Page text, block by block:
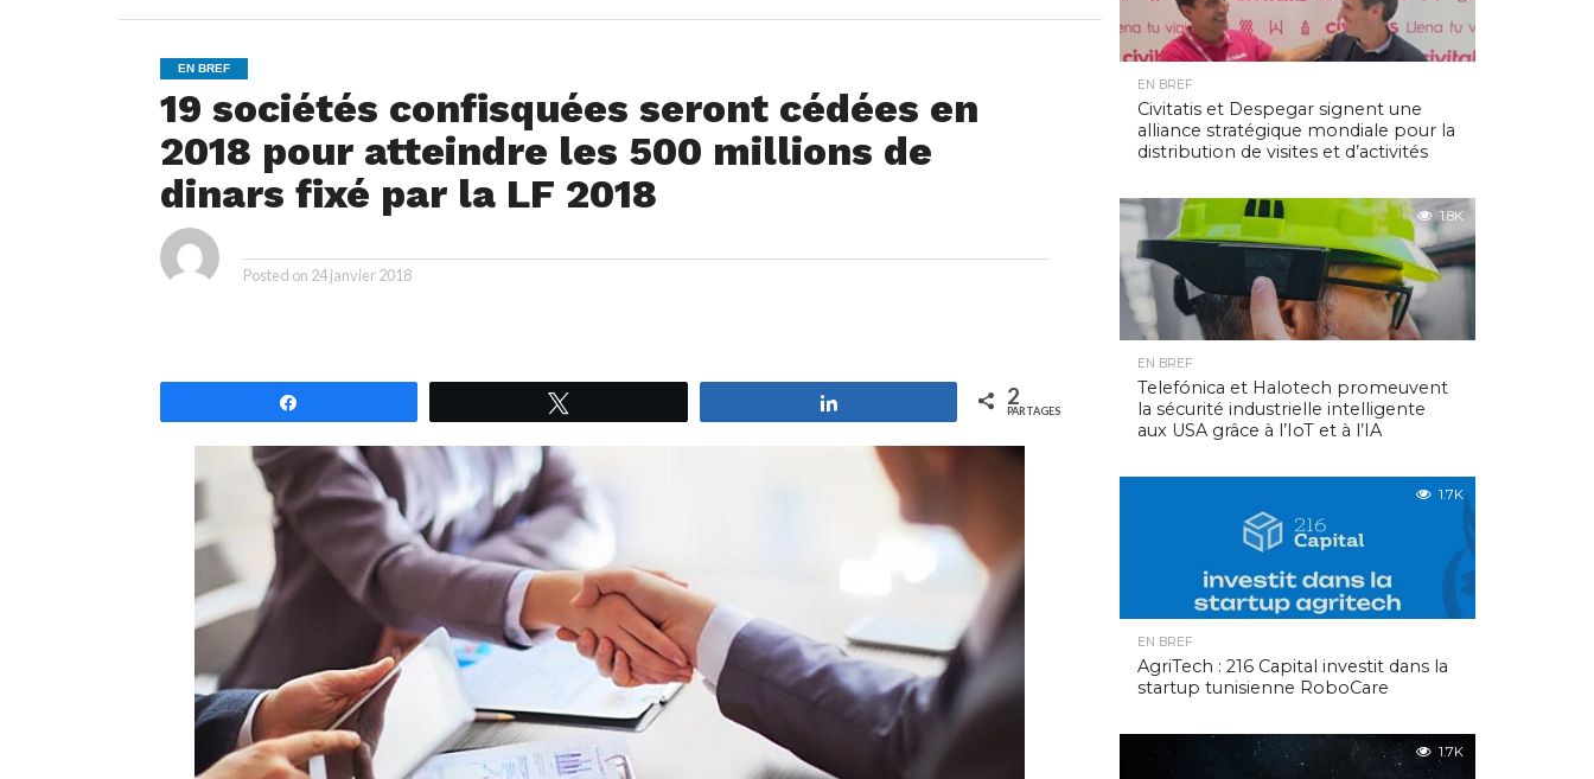
EN BREF
19 sociétés confisquées seront cédées en
2018 pour atteindre les 500 millions de
dinars fixé par la LF 2018
Posted on 24 janvier 2018
2
PARTAGES
EN BREF
Civitatis et Despegar signent une
alliance stratégique mondiale pour la
distribution de visites et d’activités
1.8K
EN BREF
Telefónica et Halotech promeuvent
la sécurité industrielle intelligente
aux USA grâce à l’IoT et à l’IA
1.7K
EN BREF
AgriTech : 216 Capital investit dans la
startup tunisienne RoboCare
1.7K